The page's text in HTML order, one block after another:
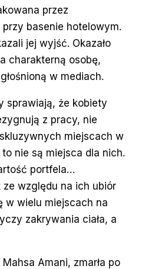
przez
basenie hotelowym.
jej wyjść. Okazało
charakterną osobę,
w mediach.
sprawiają, że kobiety
z pracy, nie
miejscach w
nie są miejsca dla nich.
portfela…
względu na ich ubiór
w wielu miejscach na
zakrywania ciała, a
Amani, zmarła po